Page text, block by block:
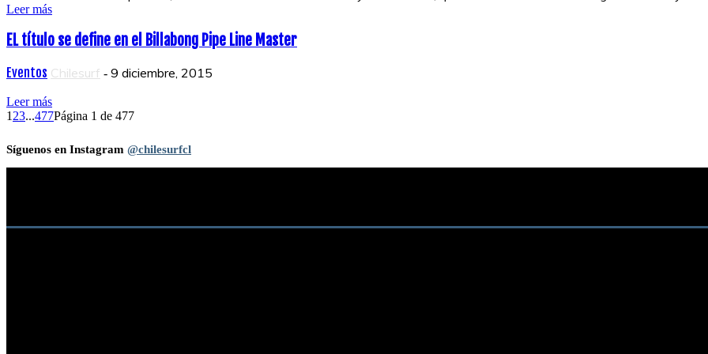
Leer más
EL título se define en el Billabong Pipe Line Master
Eventos Chilesurf - 9 diciembre, 2015
Leer más
1 23...477Página 1 de 477
Síguenos en Instagram @chilesurfcl